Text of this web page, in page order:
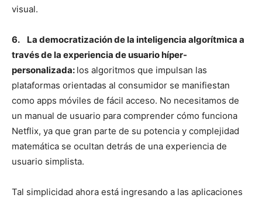
visual.
6. La democratización de la inteligencia algorítmica a
través de la experiencia de usuario híper-
personalizada: los algoritmos que impulsan las
plataformas orientadas al consumidor se manifiestan
como apps móviles de fácil acceso. No necesitamos de
un manual de usuario para comprender cómo funciona
Netflix, ya que gran parte de su potencia y complejidad
matemática se ocultan detrás de una experiencia de
usuario simplista.
Tal simplicidad ahora está ingresando a las aplicaciones